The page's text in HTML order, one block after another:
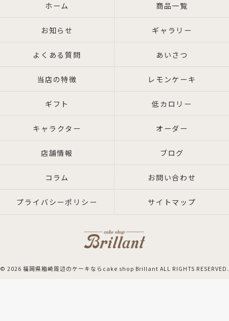
ホーム 商品一覧
お知らせ ギャラリー
よくある質問 あいさつ
当店の特徴 レモンケーキ
ギフト 低カロリー
キャラクター オーダー
店舗情報 ブログ
コラム お問い合わせ
プライバシーポリシー サイトマップ
© 2026 福岡県箱崎周辺のケーキならcake shop Brillant ALL RIGHTS RESERVED.